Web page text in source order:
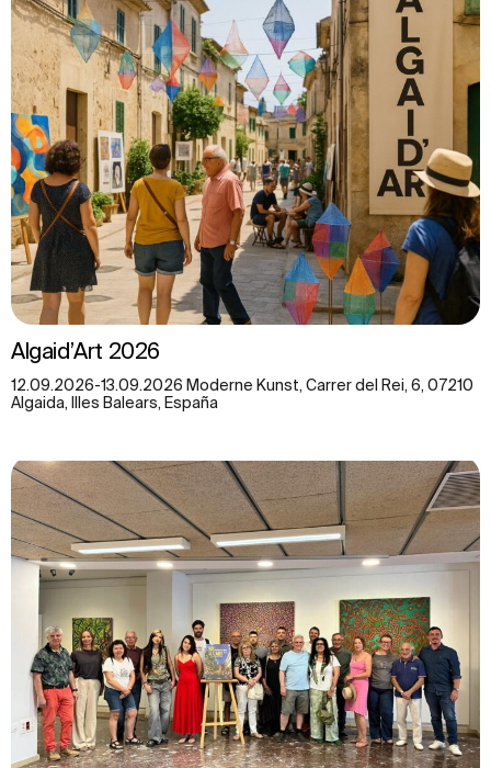
Algaid’Art 2026
12.09.2026-13.09.2026 Moderne Kunst, Carrer del Rei, 6, 07210
Algaida, Illes Balears, España